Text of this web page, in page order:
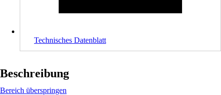
Technisches Datenblatt
Beschreibung
Bereich überspringen